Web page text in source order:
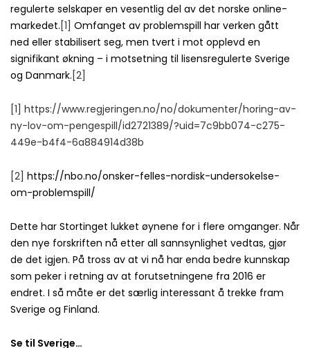
regulerte selskaper en vesentlig del av det norske online-
markedet. [1] Omfanget av problemspill har verken gått
ned eller stabilisert seg, men tvert i mot opplevd en
signifikant økning – i motsetning til lisensregulerte Sverige
og Danmark. [2]
[1] https://www.regjeringen.no/no/dokumenter/horing-av-
ny-lov-om-pengespill/id2721389/?uid=7c9bb074-c275-
449e-b4f4-6a884914d38b
[2] https://nbo.no/onsker-felles-nordisk-undersokelse-
om-problemspill/
Dette har Stortinget lukket øynene for i flere omganger. Når
den nye forskriften nå etter all sannsynlighet vedtas, gjør
de det igjen. På tross av at vi nå har enda bedre kunnskap
som peker i retning av at forutsetningene fra 2016 er
endret. I så måte er det særlig interessant å trekke fram
Sverige og Finland.
Se til Sverige…